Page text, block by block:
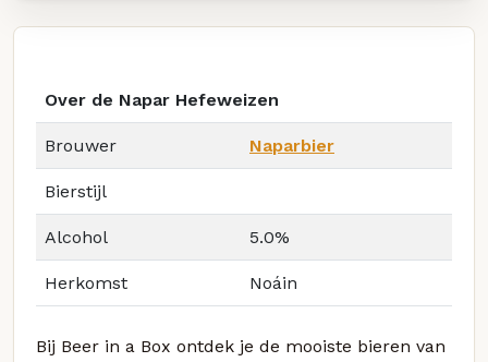
Over de Napar Hefeweizen
Brouwer Naparbier
Bierstijl
Alcohol 5.0%
Herkomst Noáin
Bij Beer in a Box ontdek je de mooiste bieren van